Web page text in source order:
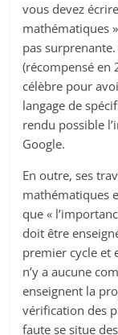
vous devez
mathématiques
pas
(récompensé en
célèbre pour
langage de
rendu possible
Google.
En outre, ses
mathématiques
que «
doit être
premier cycle et
n’y a aucune
enseignent la
vérification des
faute se situe